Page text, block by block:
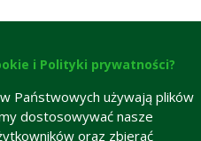
i Polityki prywatności?
Państwowych używają plików
dostosowywać nasze
oraz zbierać